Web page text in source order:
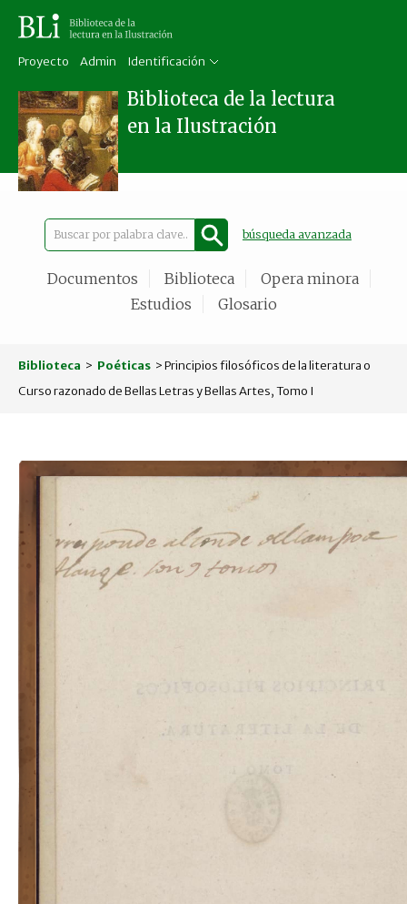
Proyecto Admin Identificación
Biblioteca de la lectura
en la Ilustración
búsqueda avanzada
Documentos Biblioteca
Opera minora
Estudios
Glosario
Biblioteca > Poéticas > Principios filosóficos de la literatura o
Curso razonado de Bellas Letras y Bellas Artes, Tomo I